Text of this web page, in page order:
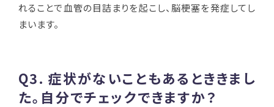
れることで血管の目詰まりを起こし、脳梗塞を発症してし
まいます。
Q3. 症状がないこともあるとききまし
た。自分でチェックできますか？